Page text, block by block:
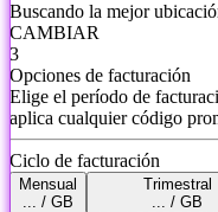
Buscando la mejor
CAMBIAR
3
Opciones de facturación
Elige el período de
aplica cualquier código
Ciclo de facturación
Mensual
... / GB
Trimestral
... / GB